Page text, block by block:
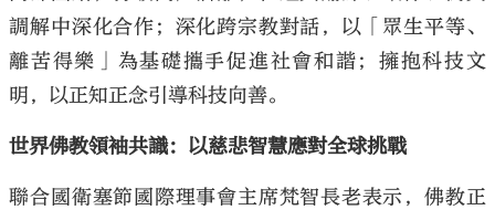
調解中深化合作；深化跨宗教對話，以「眾生平等、
離苦得樂」為基礎攜手促進社會和諧；擁抱科技文
明，以正知正念引導科技向善。
世界佛教領袖共識：以慈悲智慧應對全球挑戰
聯合國衛塞節國際理事會主席梵智長老表示，佛教正